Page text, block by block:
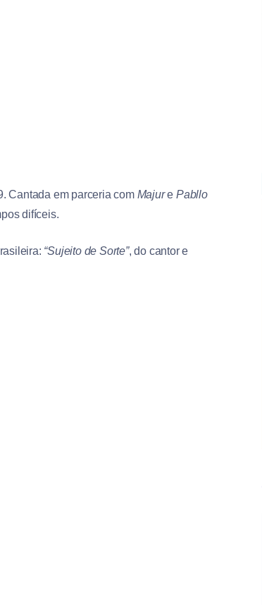
Cantada em parceria com MajurePabllo
difíceis.
“Sujeito de Sorte”, do cantor e